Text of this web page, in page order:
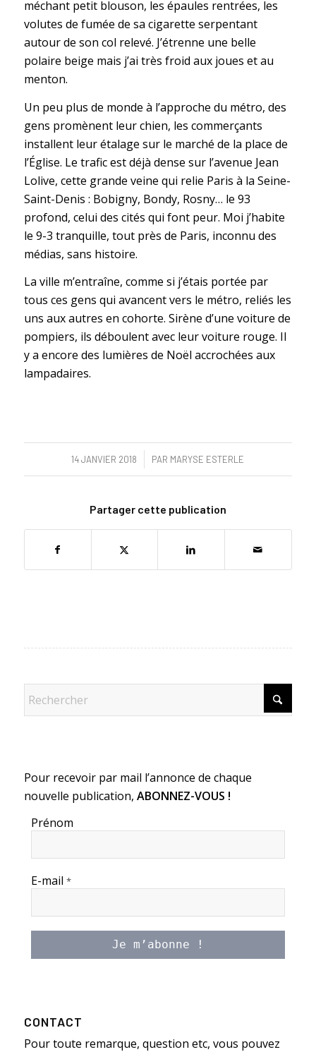
méchant petit blouson, les épaules rentrées, les
volutes de fumée de sa cigarette serpentant
autour de son col relevé. J’étrenne une belle
polaire beige mais j’ai très froid aux joues et au
menton.
Un peu plus de monde à l’approche du métro, des
gens promènent leur chien, les commerçants
installent leur étalage sur le marché de la place de
l’Église. Le trafic est déjà dense sur l’avenue Jean
Lolive, cette grande veine qui relie Paris à la Seine-
Saint-Denis : Bobigny, Bondy, Rosny… le 93
profond, celui des cités qui font peur. Moi j’habite
le 9-3 tranquille, tout près de Paris, inconnu des
médias, sans histoire.
La ville m’entraîne, comme si j’étais portée par
tous ces gens qui avancent vers le métro, reliés les
uns aux autres en cohorte. Sirène d’une voiture de
pompiers, ils déboulent avec leur voiture rouge. Il
y a encore des lumières de Noël accrochées aux
lampadaires.
14 JANVIER 2018
/ PAR MARYSE ESTERLE
Partager cette publication
Pour recevoir par mail l’annonce de chaque
nouvelle publication, ABONNEZ-VOUS !
Prénom
E-mail *
CONTACT
Pour toute remarque, question etc, vous pouvez